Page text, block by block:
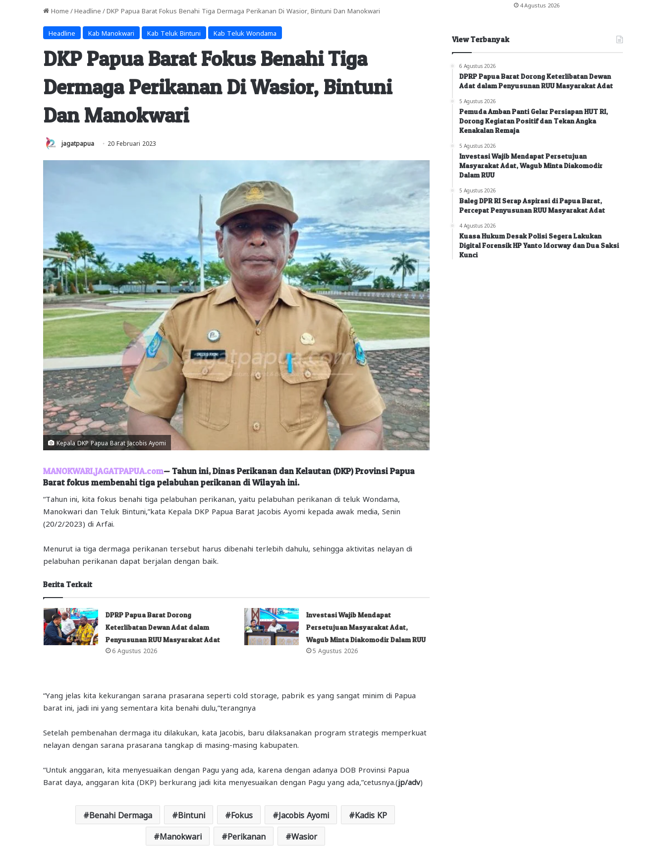
Home / Headline / DKP Papua Barat Fokus Benahi Tiga Dermaga Perikanan Di Wasior, Bintuni Dan Manokwari
Headline Kab Manokwari Kab Teluk Bintuni Kab Teluk Wondama
DKP Papua Barat Fokus Benahi Tiga
Dermaga Perikanan Di Wasior, Bintuni
Dan Manokwari
jagatpapua 20 Februari 2023
Kepala DKP Papua Barat Jacobis Ayomi
MANOKWARI,JAGATPAPUA.com— Tahun ini, Dinas Perikanan dan Kelautan (DKP) Provinsi Papua
Barat fokus membenahi tiga pelabuhan perikanan di Wilayah ini.
“Tahun ini, kita fokus benahi tiga pelabuhan perikanan, yaitu pelabuhan perikanan di teluk Wondama,
Manokwari dan Teluk Bintuni,”kata Kepala DKP Papua Barat Jacobis Ayomi kepada awak media, Senin
(20/2/2023) di Arfai.
Menurut ia tiga dermaga perikanan tersebut harus dibenahi terlebih dahulu, sehingga aktivitas nelayan di
pelabuhan perikanan dapat berjalan dengan baik.
Berita Terkait
DPRP Papua Barat Dorong
Keterlibatan Dewan Adat dalam
Penyusunan RUU Masyarakat Adat
6 Agustus 2026
Investasi Wajib Mendapat
Persetujuan Masyarakat Adat,
Wagub Minta Diakomodir Dalam RUU
5 Agustus 2026
“Yang jelas kita kekurangan sarana prasarana seperti cold storage, pabrik es yang sangat minim di Papua
barat ini, jadi ini yang sementara kita benahi dulu,”terangnya
Setelah pembenahan dermaga itu dilakukan, kata Jacobis, baru dilaksanakan program strategis memperkuat
nelayan dengan sarana prasarana tangkap di masing-masing kabupaten.
“Untuk anggaran, kita menyesuaikan dengan Pagu yang ada, karena dengan adanya DOB Provinsi Papua
Barat daya, anggaran kita (DKP) berkurang jadi kita menyesuaikan dengan Pagu yang ada,”cetusnya.(jp/adv)
Benahi Dermaga Bintuni Fokus Jacobis Ayomi Kadis KP
Manokwari Perikanan Wasior
4 Agustus 2026
View Terbanyak
6 Agustus 2026
DPRP Papua Barat Dorong Keterlibatan Dewan
Adat dalam Penyusunan RUU Masyarakat Adat
5 Agustus 2026
Pemuda Amban Panti Gelar Persiapan HUT RI,
Dorong Kegiatan Positif dan Tekan Angka
Kenakalan Remaja
5 Agustus 2026
Investasi Wajib Mendapat Persetujuan
Masyarakat Adat, Wagub Minta Diakomodir
Dalam RUU
5 Agustus 2026
Baleg DPR RI Serap Aspirasi di Papua Barat,
Percepat Penyusunan RUU Masyarakat Adat
4 Agustus 2026
Kuasa Hukum Desak Polisi Segera Lakukan
Digital Forensik HP Yanto Idorway dan Dua Saksi
Kunci